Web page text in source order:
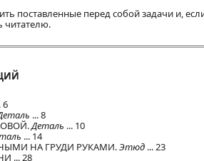
поставленные перед собой задачи и,
читателю.
... 8
Деталь ... 10
... 14
НА ГРУДИ РУКАМИ.Этюд ... 23
... 28